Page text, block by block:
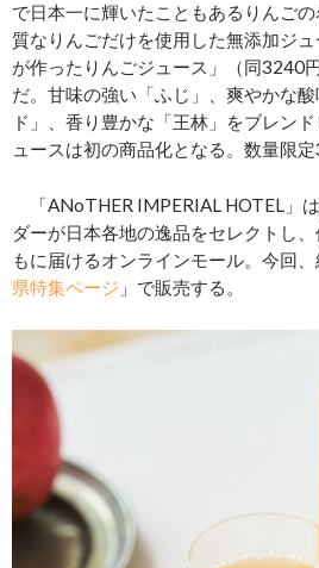
で日本一に輝いたこともあるりんご
質なりんごだけを使用した無添加ジ
が作ったりんごジュース」（同3240
だ。甘味の強い「ふじ」、爽やかな
ド」、香り豊かな「王林」をブレン
ュースは初の商品化となる。数量限
「ANoTHER IMPERIAL HOTEL」
ダーが日本各地の逸品をセレクトし
もに届けるオンラインモール。今回
県特集ページ 」で販売する。